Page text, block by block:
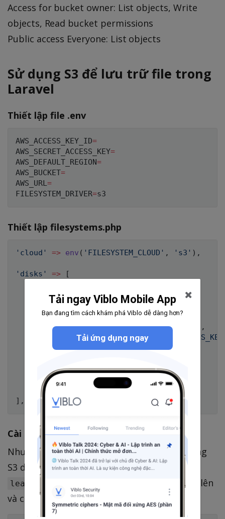
Access for bucket owner: List objects, Write
objects, Read bucket permissions
Public access Everyone: List objects
Sử dụng S3 để lưu trữ file trong
Laravel
Thiết lập file .env
AWS_ACCESS_KEY_ID=
AWS_SECRET_ACCESS_KEY=
AWS_DEFAULT_REGION=
AWS_BUCKET=
AWS_URL=
FILESYSTEM_DRIVER=
Thiết lập filesystems.php
'cloud' => env ( 'FILESYSTEM_CLOUD' , 's3' ) ,
'disks' =>
[
's3' =>
[
'driver' => 's3',
'key' => env('AWS_ACCESS_KEY_ID'
,
'secret' => env(
'region'
'url' => env('AWS_URL'),
] ,
Cài thư viện
Như trên docs của laravel có ghi là để sử dụng
S3 driver bạn sẽ phải cài thư viện
league/flysystem-aws-s3-v3
Mở terminal lên
và chạy
Tải ngay Viblo Mobile App
Bạn đang tìm cách khám phá Viblo dễ dàng hơn?
Tải ứng dụng ngay